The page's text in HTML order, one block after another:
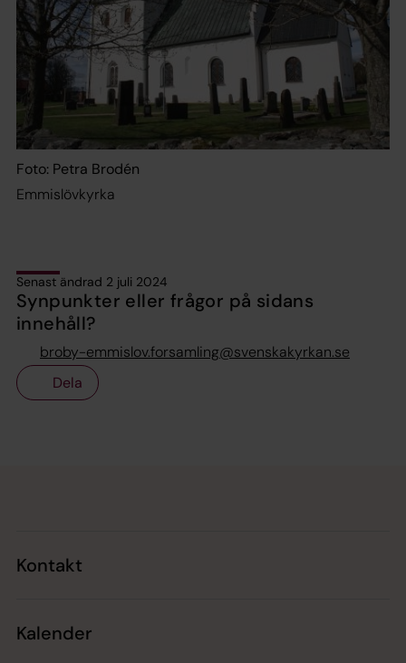
Foto: Petra Brodén
Emmislövkyrka
Senast ändrad 2 juli 2024
Synpunkter eller frågor på sidans
innehåll?
broby-emmislov.forsamling@svenskakyrkan.se
Dela
Kontakt
Kalender